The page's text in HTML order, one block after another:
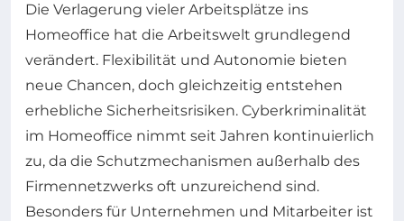
Die Verlagerung vieler Arbeitsplätze ins
Homeoffice hat die Arbeitswelt grundlegend
verändert. Flexibilität und Autonomie bieten
neue Chancen, doch gleichzeitig entstehen
erhebliche Sicherheitsrisiken. Cyberkriminalität
im Homeoffice nimmt seit Jahren kontinuierlich
zu, da die Schutzmechanismen außerhalb des
Firmennetzwerks oft unzureichend sind.
Besonders für Unternehmen und Mitarbeiter ist